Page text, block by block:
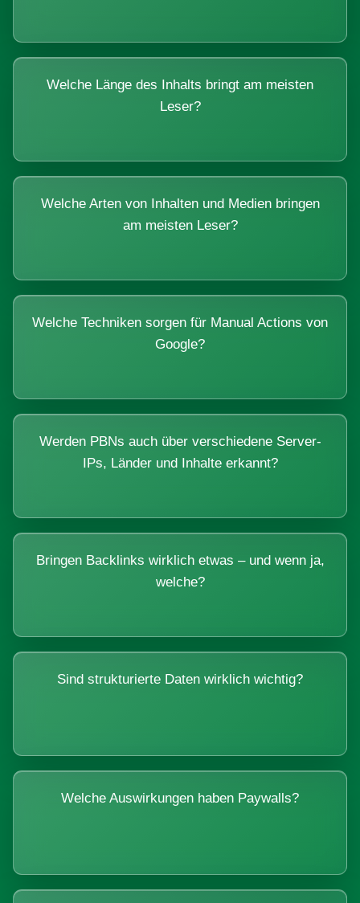
Welche Länge des Inhalts bringt am meisten
Leser?
Welche Arten von Inhalten und Medien bringen
am meisten Leser?
Welche Techniken sorgen für Manual Actions von
Google?
Werden PBNs auch über verschiedene Server-
IPs, Länder und Inhalte erkannt?
Bringen Backlinks wirklich etwas – und wenn ja,
welche?
Sind strukturierte Daten wirklich wichtig?
Welche Auswirkungen haben Paywalls?